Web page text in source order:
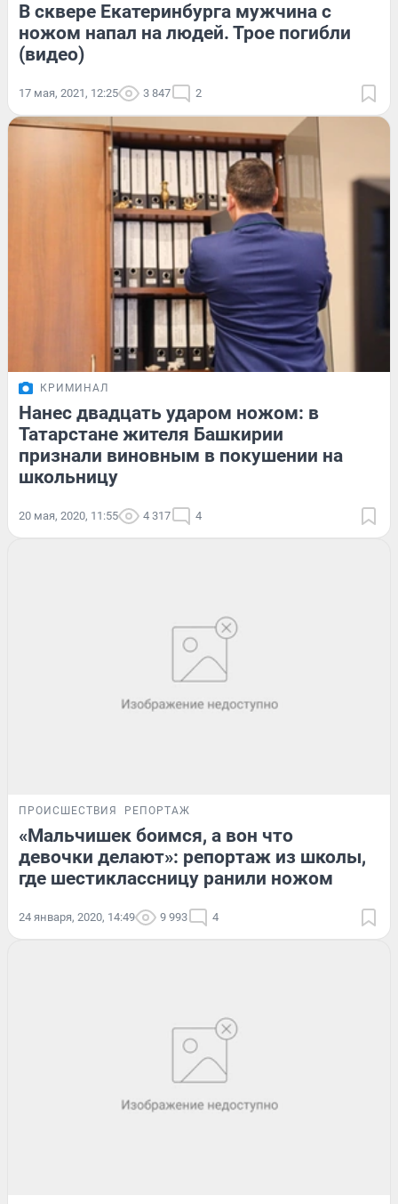
В сквере Екатеринбурга мужчина с
ножом напал на людей. Трое погибли
(видео)
17 мая, 2021, 12:25 3 847 2
КРИМИНАЛ
Нанес двадцать ударом ножом: в
Татарстане жителя Башкирии
признали виновным в покушении на
школьницу
20 мая, 2020, 11:55 4 317 4
ПРОИСШЕСТВИЯ РЕПОРТАЖ
«Мальчишек боимся, а вон что
девочки делают»: репортаж из школы,
где шестиклассницу ранили ножом
24 января, 2020, 14:49 9 993 4